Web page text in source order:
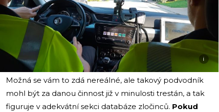
i
Možná se vám to zdá nereálné, ale takový podvodník
mohl být za danou činnost již v minulosti trestán, a tak
figuruje v adekvátní sekci databáze zločinců. Pokud